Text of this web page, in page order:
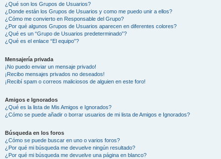
¿Qué son los Grupos de Usuarios?
¿Donde están los Grupos de Usuarios y como me puedo unir a ellos?
¿Cómo me convierto en Responsable del Grupo?
¿Por qué algunos Grupos de Usuarios aparecen en diferentes colores?
¿Qué es un “Grupo de Usuarios predeterminado”?
¿Qué es el enlace “El equipo”?
Mensajería privada
¡No puedo enviar un mensaje privado!
¡Recibo mensajes privados no deseados!
¡Recibí spam o correos maliciosos de alguien en este foro!
Amigos e Ignorados
¿Qué es la lista de Mis Amigos e Ignorados?
¿Cómo se puede añadir o borrar usuarios de mi lista de Amigos e Ignorados?
Búsqueda en los foros
¿Cómo se puede buscar en uno o varios foros?
¿Por qué mi búsqueda me devuelve ningún resultado?
¿Por qué mi búsqueda me devuelve una página en blanco?